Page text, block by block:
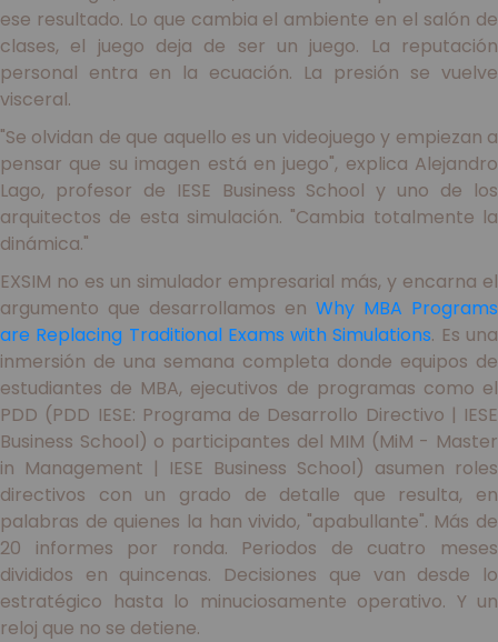
ese resultado. Lo que cambia el ambiente en el salón de
clases, el juego deja de ser un juego. La reputación
personal entra en la ecuación. La presión se vuelve
visceral.
"Se olvidan de que aquello es un videojuego y empiezan a
pensar que su imagen está en juego", explica Alejandro
Lago, profesor de IESE Business School y uno de los
arquitectos de esta simulación. "Cambia totalmente la
dinámica."
EXSIM no es un simulador empresarial más, y encarna el
argumento que desarrollamos en Why MBA Programs
are Replacing Traditional Exams with Simulations. Es una
inmersión de una semana completa donde equipos de
estudiantes de MBA, ejecutivos de programas como el
PDD (PDD IESE: Programa de Desarrollo Directivo | IESE
Business School) o participantes del MIM (MiM - Master
in Management | IESE Business School) asumen roles
directivos con un grado de detalle que resulta, en
palabras de quienes la han vivido, "apabullante". Más de
20 informes por ronda. Periodos de cuatro meses
divididos en quincenas. Decisiones que van desde lo
estratégico hasta lo minuciosamente operativo. Y un
reloj que no se detiene.